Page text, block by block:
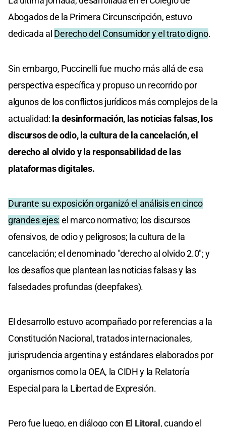
Abogados de la Primera Circunscripción, estuvo
dedicada al Derecho del Consumidor y el trato digno.
Sin embargo, Puccinelli fue mucho más allá de esa
perspectiva específica y propuso un recorrido por
algunos de los conflictos jurídicos más complejos de la
actualidad: la desinformación, las noticias falsas, los
discursos de odio, la cultura de la cancelación, el
derecho al olvido y la responsabilidad de las
plataformas digitales.
Durante su exposición organizó el análisis en cinco
grandes ejes: el marco normativo; los discursos
ofensivos, de odio y peligrosos; la cultura de la
cancelación; el denominado "derecho al olvido 2.0"; y
los desafíos que plantean las noticias falsas y las
falsedades profundas (deepfakes).
El desarrollo estuvo acompañado por referencias a la
Constitución Nacional, tratados internacionales,
jurisprudencia argentina y estándares elaborados por
organismos como la OEA, la CIDH y la Relatoría
Especial para la Libertad de Expresión.
Pero fue luego, en diálogo con El Litoral , cuando el